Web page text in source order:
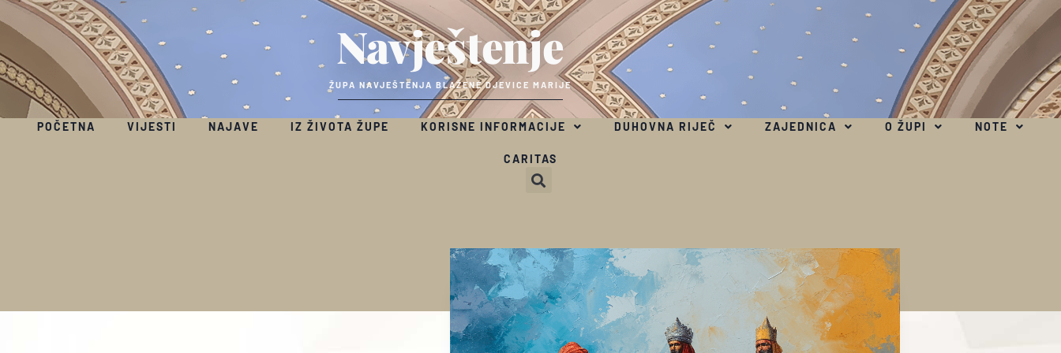
Navještenje
ŽUPA NAVJEŠTENJA BLAŽENE DJEVICE MARIJE
POČETNA VIJESTI NAJAVE IZ ŽIVOTA ŽUPE KORISNE INFORMACIJE DUHOVNA RIJEČ ZAJEDNICA O ŽUPI NOTE
CARITAS